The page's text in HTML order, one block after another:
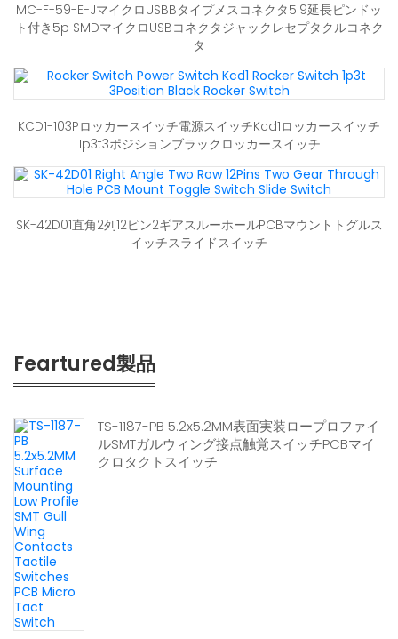
MC-F-59-E-JマイクロUSBBタイプメスコネクタ5.9延長ピンドッ
ト付き5p SMDマイクロUSBコネクタジャックレセプタクルコネク
タ
KCD1-103Pロッカースイッチ電源スイッチKcd1ロッカースイッチ
1p3t3ポジションブラックロッカースイッチ
SK-42D01直角2列12ピン2ギアスルーホールPCBマウントトグルス
イッチスライドスイッチ
Feartured製品
TS-1187-PB 5.2x5.2MM表面実装ロープロファイ
ルSMTガルウィング接点触覚スイッチPCBマイ
クロタクトスイッチ